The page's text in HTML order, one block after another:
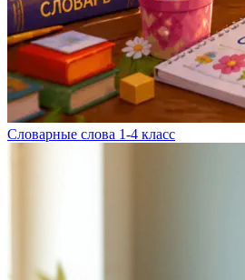
Словарные слова 1-4 класс